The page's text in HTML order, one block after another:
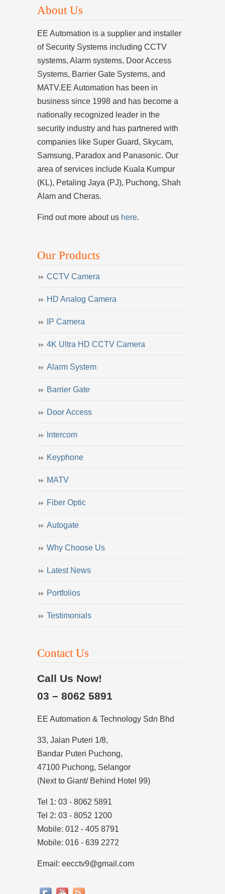
About Us
EE Automation is a supplier and installer
of Security Systems including CCTV
systems, Alarm systems, Door Access
Systems, Barrier Gate Systems, and
MATV.EE Automation has been in
business since 1998 and has become a
nationally recognized leader in the
security industry and has partnered with
companies like Super Guard, Skycam,
Samsung, Paradox and Panasonic. Our
area of services include Kuala Kumpur
(KL), Petaling Jaya (PJ), Puchong, Shah
Alam and Cheras.
Find out more about us here.
Our Products
CCTV Camera
HD Analog Camera
IP Camera
4K Ultra HD CCTV Camera
Alarm System
Barrier Gate
Door Access
Intercom
Keyphone
MATV
Fiber Optic
Autogate
Why Choose Us
Latest News
Portfolios
Testimonials
Contact Us
Call Us Now!
03 – 8062 5891
EE Automation & Technology Sdn Bhd
33, Jalan Puteri 1/8,
Bandar Puteri Puchong,
47100 Puchong, Selangor
(Next to Giant/ Behind Hotel 99)
Tel 1: 03 - 8062 5891
Tel 2: 03 - 8052 1200
Mobile: 012 - 405 8791
Mobile: 016 - 639 2272
Email: eecctv9@gmail.com